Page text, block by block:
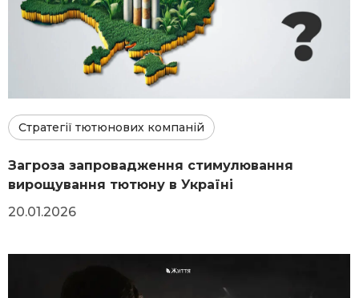
Стратегії тютюнових компаній
Загроза запровадження стимулювання
вирощування тютюну в Україні
20.01.2026